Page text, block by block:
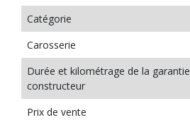
Catégorie
Carosserie
Durée et kilométrage de la garantie
constructeur
Prix de vente